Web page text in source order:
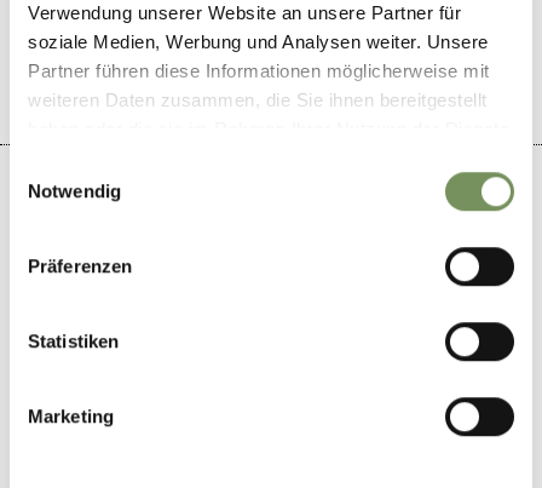
Verwendung unserer Website an unsere Partner für
soziale Medien, Werbung und Analysen weiter. Unsere
Partner führen diese Informationen möglicherweise mit
weiteren Daten zusammen, die Sie ihnen bereitgestellt
Notwendig
Präferenzen
Statistiken
Marketing
NO
+